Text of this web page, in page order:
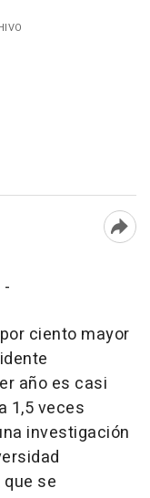
ciento mayor
año es casi
1,5 veces
investigación
se